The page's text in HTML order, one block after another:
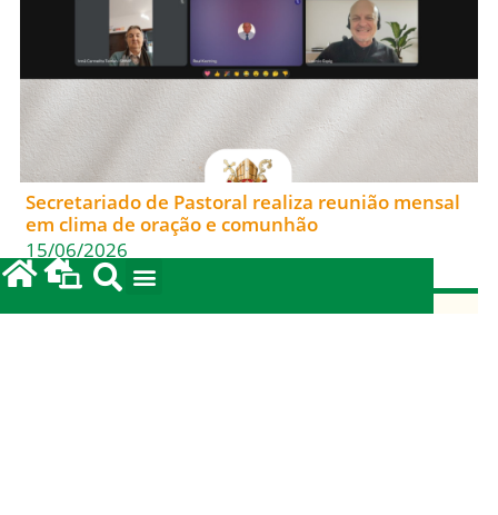
Secretariado de Pastoral realiza reunião mensal
em clima de oração e comunhão
15/06/2026